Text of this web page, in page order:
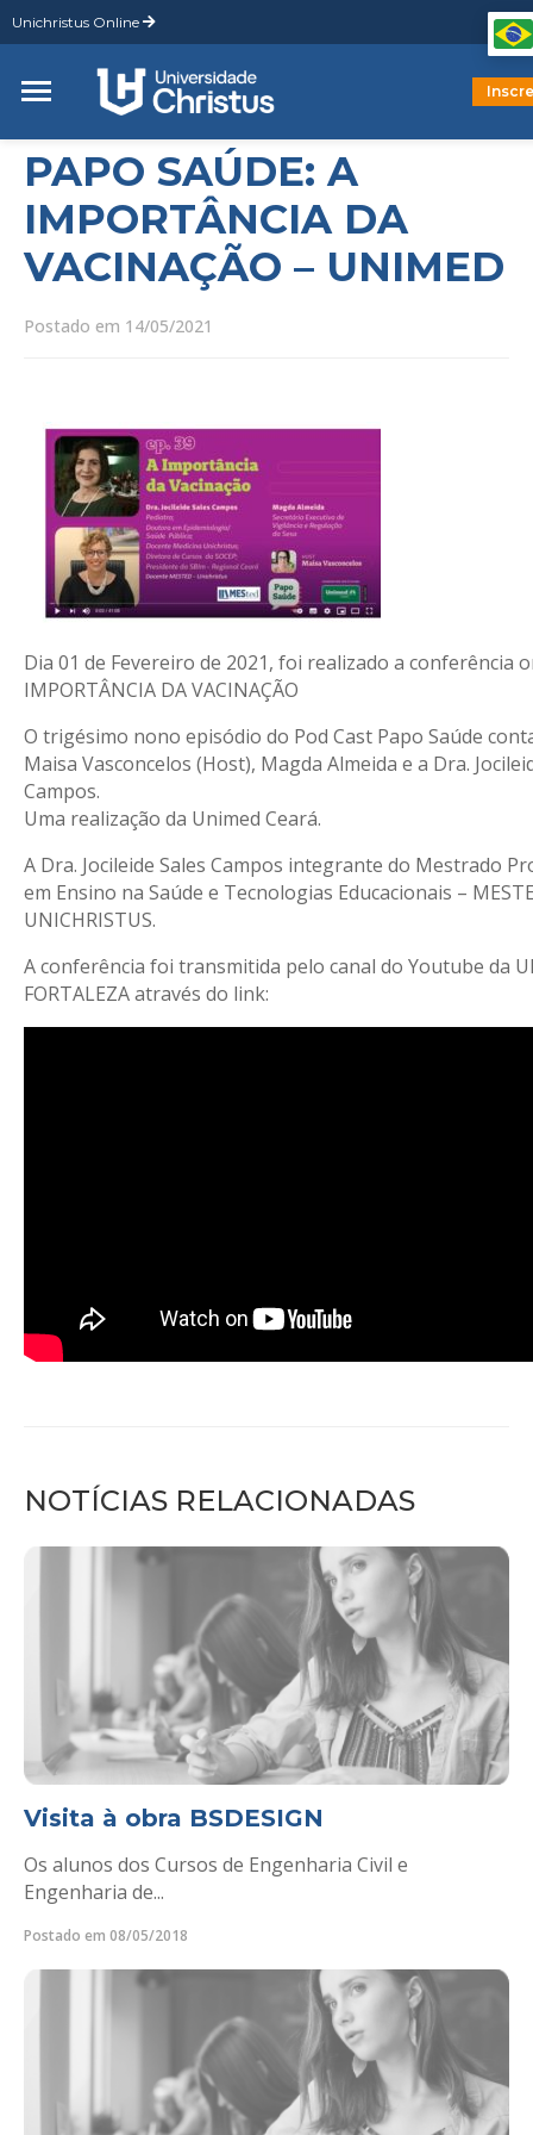
Unichristus Online
Pós-
PAPO SAÚDE: A
IMPORTÂNCIA DA
VACINAÇÃO – UNIMED
Postado em 14/05/2021
Dia 01 de Fevereiro de 2021, foi realizado a conferência
IMPORTÂNCIA DA VACINAÇÃO
O trigésimo nono episódio do Pod Cast Papo Saúde
Maisa Vasconcelos (Host), Magda Almeida e a Dra.
Campos.
Uma realização da Unimed Ceará.
A Dra. Jocileide Sales Campos integrante do Mestrado
em Ensino na Saúde e Tecnologias Educacionais –
UNICHRISTUS.
A conferência foi transmitida pelo canal do Youtube da
FORTALEZA através do link:
NOTÍCIAS RELACIONADAS
Visita à obra BSDESIGN
Os alunos dos Cursos de Engenharia Civil e
Engenharia de...
Postado em 08/05/2018